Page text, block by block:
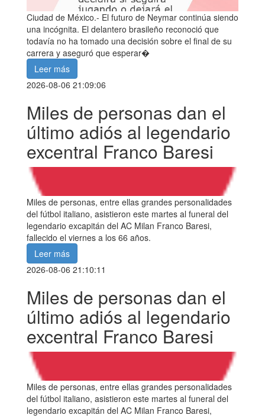
Ciudad de México.- El futuro de Neymar continúa siendo
una incógnita. El delantero brasileño reconoció que
todavía no ha tomado una decisión sobre el final de su
carrera y aseguró que esperar�
Leer más
2026-08-06 21:09:06
Miles de personas dan el
último adiós al legendario
excentral Franco Baresi
Miles de personas, entre ellas grandes personalidades
del fútbol italiano, asistieron este martes al funeral del
legendario excapitán del AC Milan Franco Baresi,
fallecido el viernes a los 66 años.
Leer más
2026-08-06 21:10:11
Miles de personas dan el
último adiós al legendario
excentral Franco Baresi
Miles de personas, entre ellas grandes personalidades
del fútbol italiano, asistieron este martes al funeral del
legendario excapitán del AC Milan Franco Baresi,